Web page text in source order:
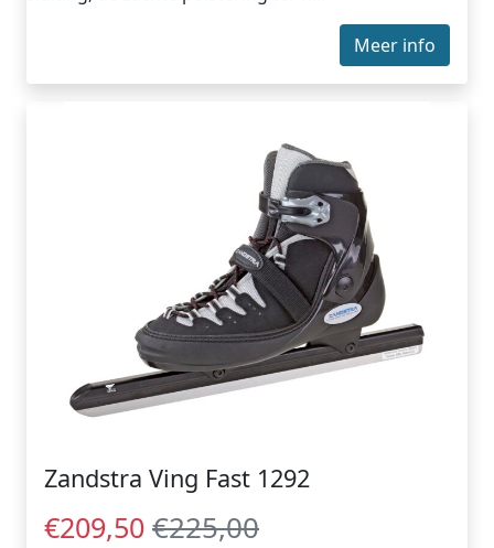
Meer info
Zandstra Ving Fast 1292
€209,50 €225,00